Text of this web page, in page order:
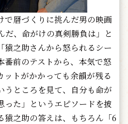
暦づくりに挑んだ男の映画
だ、命がけの真剣勝負は」と
猿之助さんから怒られるシー
番前のテストから、本気で怒
ットがかかっても余韻が残る
うところを見て、自分も命が
った」というエピソードを披
猿之助の答えは、もちろん「6